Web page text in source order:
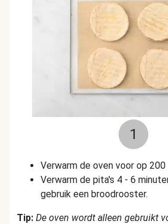
1
Verwarm de oven voor op 200
Verwarm de pita's 4 - 6
gebruik een broodrooster.
Tip: De oven wordt alleen gebruikt